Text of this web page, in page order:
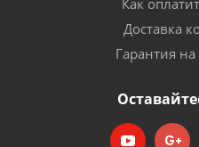
Как
Доставка
Гарантия